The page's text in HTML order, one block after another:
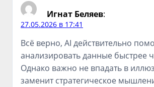
Игнат Беляев:
27.05.2026 в 17:41
Всё верно, AI действительно
анализировать данные быстрее
Однако важно не впадать в
заменит стратегическое